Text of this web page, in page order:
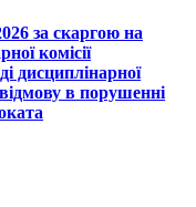
за скаргою на
комісії
дисциплінарної
в порушенні